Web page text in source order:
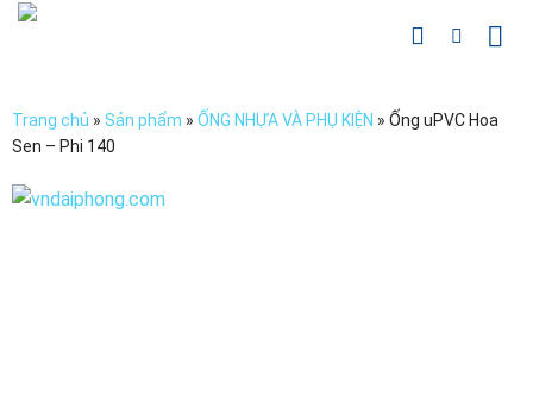
Chuyển
Trang chủ » Sản phẩm » ỐNG NHỰA VÀ PHỤ KIỆN » Ống uPVC Hoa
Sen – Phi 140